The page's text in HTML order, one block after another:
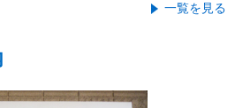
一覧を見る